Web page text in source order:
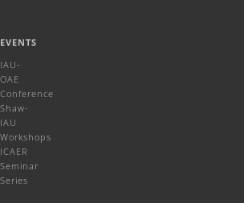
EVENTS
IAU-
OAE
Conference
Shaw-
IAU
Workshops
ICAER
Seminar
Series